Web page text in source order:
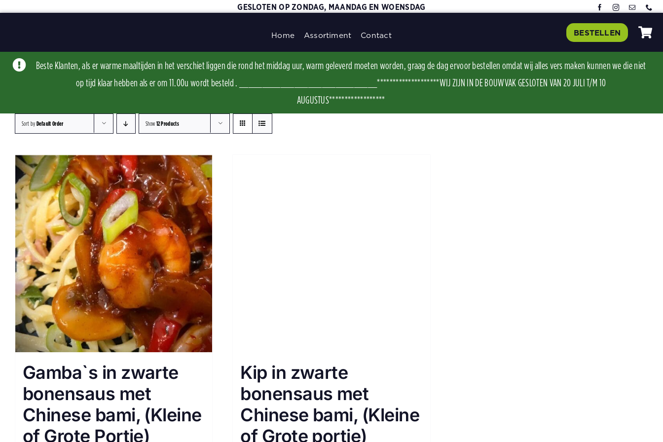
Skip
GESLOTEN OP ZONDAG, MAANDAG EN WOENSDAG
Home Assortiment Contact BESTELLEN
Beste Klanten, als er warme maaltijden in het verschiet liggen die rond het middag uur, warm geleverd moeten worden, graag de dag ervoor bestellen omdat wij alles vers maken kunnen we die niet
op tijd klaar hebben als er om 11.00u wordt besteld . ______________________________********************WIJ ZIJN IN DE BOUWVAK GESLOTEN VAN 20 JULI T/M 10
AUGUSTUS******************
Sort byDefault Order Show12 Products
Gamba`s in zwarte
bonensaus met
Chinese bami, (Kleine
of Grote Portie)
Kip in zwarte
bonensaus met
Chinese bami, (Kleine
of Grote portie)